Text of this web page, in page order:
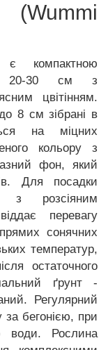
компактною
20-30 см з
цвітінням.
8 см зібрані в
на міцних
кольору з
фон, який
Для посадки
з розсіяним
перевагу
сонячних
температур,
остаточного
ґрунт -
Регулярний
бегонією, при
води. Рослина